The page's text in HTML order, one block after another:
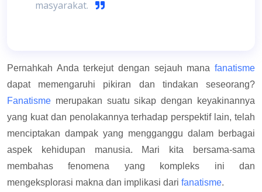
masyarakat.
Pernahkah Anda terkejut dengan sejauh mana fanatisme
dapat memengaruhi pikiran dan tindakan seseorang?
Fanatisme merupakan suatu sikap dengan keyakinannya
yang kuat dan penolakannya terhadap perspektif lain, telah
menciptakan dampak yang mengganggu dalam berbagai
aspek kehidupan manusia. Mari kita bersama-sama
membahas fenomena yang kompleks ini dan
mengeksplorasi makna dan implikasi dari fanatisme.